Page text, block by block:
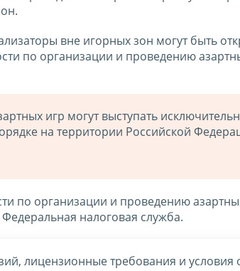
вне игорных зон могут быть
по организации и проведению
игр могут выступать
на территории Российской
по организации и проведению
налоговая служба.
лицензионные требования и условия